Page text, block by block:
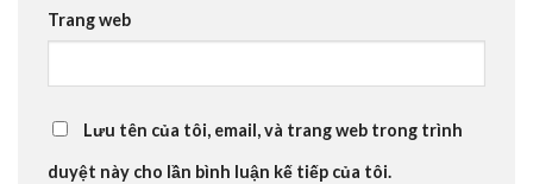
Trang web
Lưu tên của tôi, email, và trang web trong trình
duyệt này cho lần bình luận kế tiếp của tôi.